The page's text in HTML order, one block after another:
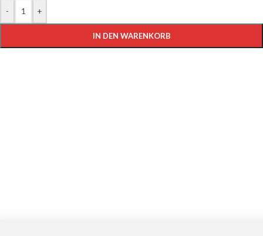
- +
IN DEN WARENKORB